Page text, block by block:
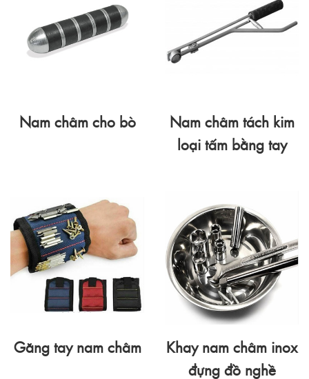
Nam châm cho bò
Nam châm tách kim
loại tấm bằng tay
Găng tay nam châm
Khay nam châm inox
đựng đồ nghề